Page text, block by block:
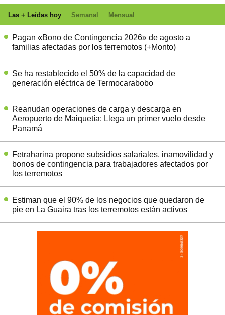
Las + Leídas hoy Semanal Mensual
Pagan «Bono de Contingencia 2026» de agosto a
familias afectadas por los terremotos (+Monto)
Se ha restablecido el 50% de la capacidad de
generación eléctrica de Termocarabobo
Reanudan operaciones de carga y descarga en
Aeropuerto de Maiquetía: Llega un primer vuelo desde
Panamá
Fetraharina propone subsidios salariales, inamovilidad y
bonos de contingencia para trabajadores afectados por
los terremotos
Estiman que el 90% de los negocios que quedaron de
pie en La Guaira tras los terremotos están activos